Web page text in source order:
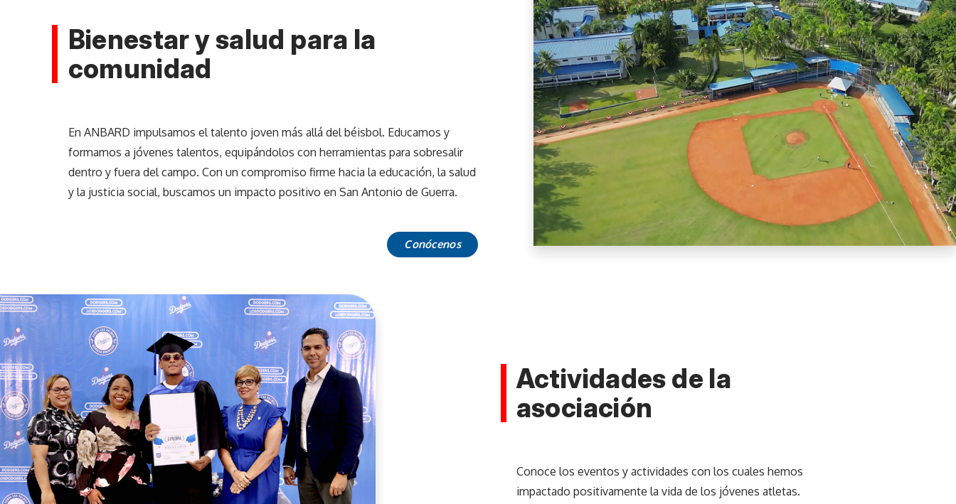
Bienestar y salud para la
comunidad
En ANBARD impulsamos el talento joven más allá del béisbol. Educamos y
formamos a jóvenes talentos, equipándolos con herramientas para sobresalir
dentro y fuera del campo. Con un compromiso firme hacia la educación, la salud
y la justicia social, buscamos un impacto positivo en San Antonio de Guerra.
Conócenos
Actividades de la
asociación
Conoce los eventos y actividades con los cuales hemos
impactado positivamente la vida de los jóvenes atletas.